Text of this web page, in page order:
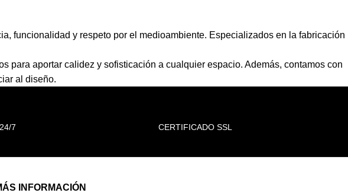
funcionalidad y respeto por el medioambiente. Especializados en la fabricación
para aportar calidez y sofisticación a cualquier espacio. Además, contamos con
al diseño.
7 CERTIFICADO SSL
INFORMACIÓN